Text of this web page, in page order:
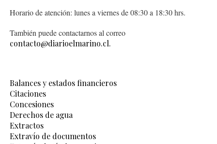
Horario de atención: lunes a viernes de 08:30 a 18:30 hrs.
También puede contactarnos al correo
contacto@diarioelmarino.cl.
Balances y estados financieros
Citaciones
Concesiones
Derechos de agua
Extractos
Extravío de documentos